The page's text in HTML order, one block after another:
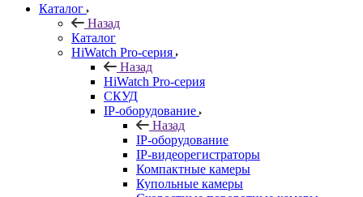
Каталог
Назад
Каталог
HiWatch Pro-серия
Назад
HiWatch Pro-серия
CКУД
IP-оборудование
Назад
IP-оборудование
IP-видеорегистраторы
Компактные камеры
Купольные камеры